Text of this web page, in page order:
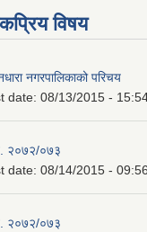
विषय
नगरपालिकाको परिचय
date: 08/13/2015 -
२०७२/०७३
date: 08/14/2015 -
२०७२/०७३